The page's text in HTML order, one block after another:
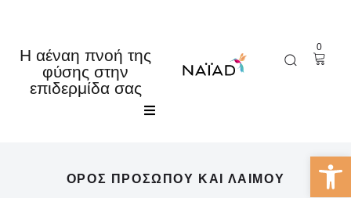
Η αέναη πνοή της
φύσης στην
επιδερμίδα σας
0
ΟΡΌΣ ΠΡΟΣΏΠΟΥ ΚΑΙ ΛΑΙΜΟΎ